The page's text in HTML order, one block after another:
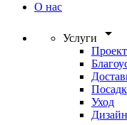
О нас
Услуги arrow_drop_down
Уход